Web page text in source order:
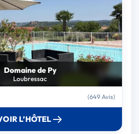
Domaine de Py
Loubressac
(649 Avis)
L’HÔTEL